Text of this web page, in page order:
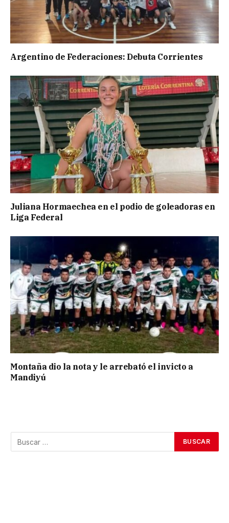
Argentino de Federaciones: Debuta Corrientes
Juliana Hormaechea en el podio de goleadoras en
Liga Federal
Montaña dio la nota y le arrebató el invicto a
Mandiyú